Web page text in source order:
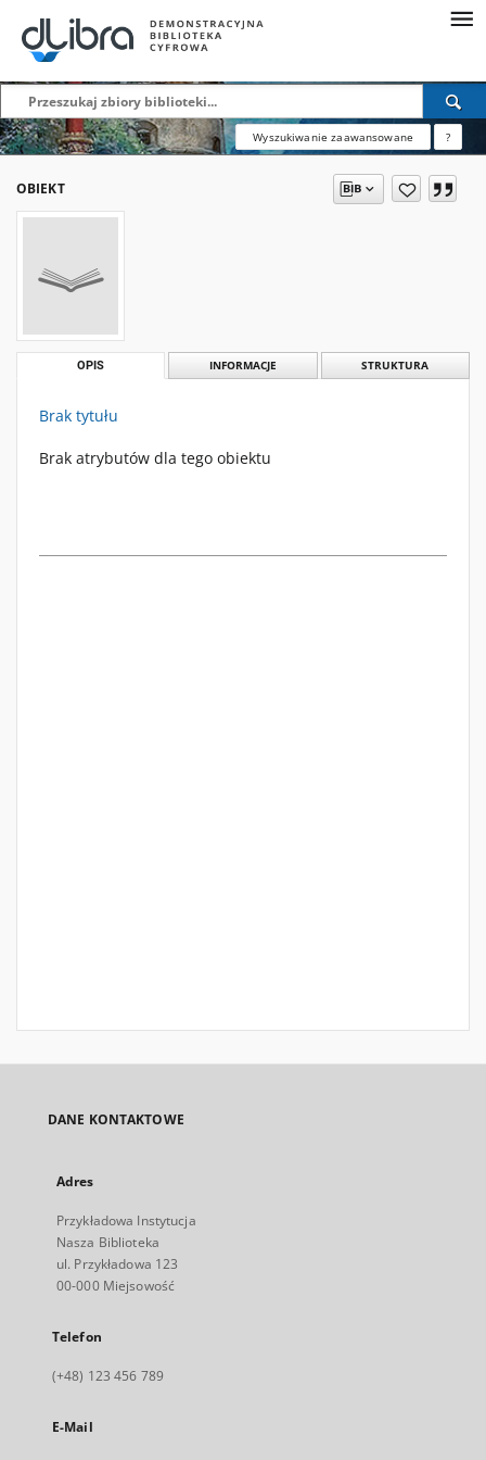
Wyszukiwanie zaawansowane ?
OBIEKT
OPIS INFORMACJE STRUKTURA
Brak tytułu
Brak atrybutów dla tego obiektu
DANE KONTAKTOWE
Adres
Przykładowa Instytucja
Nasza Biblioteka
ul. Przykładowa 123
00-000 Miejsowość
Telefon
(+48) 123 456 789
E-Mail